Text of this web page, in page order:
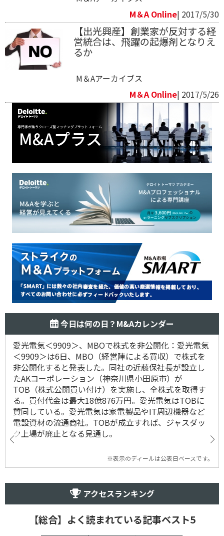
M＆A Online| 2017/5/30
【出光興産】創業家が反対する経
営統合は、飛躍の起爆剤となりえ
るか
M＆Aアーカイブス
M＆A Online| 2017/5/26
今日は何の日？M&Aカレンダー
愛光電気＜9909＞、MBOで株式を非公開化：愛光電気
＜9909＞は6日、MBO（経営陣による買収）で株式を
非公開化すると発表した。同社の近藤保社長が設立し
たAKコーポレーション（神奈川県小田原市）が
TOB（株式公開買い付け）を実施し、全株式を取得す
る。買付代金は最大18億876万円。愛光電気はTOBに
賛同している。愛光電気は家電製品やIT周辺機器など
電設資材の流通商社。TOBが成立すれば、ジャスダッ
ク上場が廃止となる見通し。
※表示のディールは公表日ベースです。
アクセスランキング
【総合】よく読まれている記事ベスト5